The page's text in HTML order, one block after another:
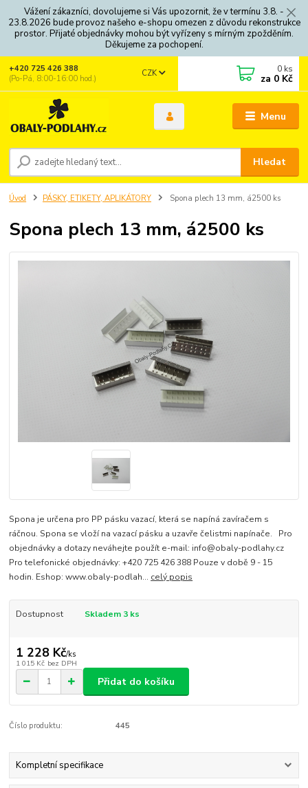
Vážení zákazníci, dovolujeme si Vás upozornit, že v termínu 3.8. -
23.8.2026 bude provoz našeho e-shopu omezen z důvodu rekonstrukce
prostor. Přijaté objednávky mohou být vyřízeny s mírným zpožděním.
Děkujeme za pochopení.
Menu
CZK
Hledat
+420 725 426 388
(Po-Pá, 8:00-16:00 hod.)
0 ks
za 0 Kč
Úvod PÁSKY, ETIKETY, APLIKÁTORY Spona plech 13 mm, á2500 ks
Spona plech 13 mm, á2500 ks
Spona je určena pro PP pásku vazací, která se napíná zavíračem s
ráčnou. Spona se vloží na vazací pásku a uzavře čelistmi napínače. Pro
objednávky a dotazy neváhejte použít e-mail: info@obaly-podlahy.cz
Pro telefonické objednávky: +420 725 426 388 Pouze v době 9 - 15
hodin. Eshop: www.obaly-podlah... celý popis
Dostupnost Skladem 3 ks
1 228 Kč/ks
1 015 Kč bez DPH
Přidat do košíku
Číslo produktu: 445
Kompletní specifikace